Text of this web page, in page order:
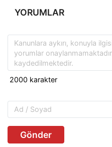
YORUMLAR
Gönder